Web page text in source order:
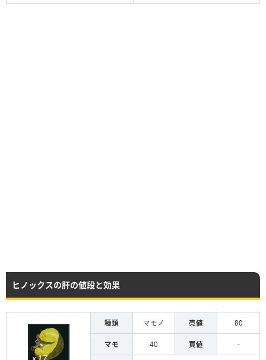
ヒノックスの肝の値段と効果
種類 マモノ 売値 80
マモ 40 買値 -